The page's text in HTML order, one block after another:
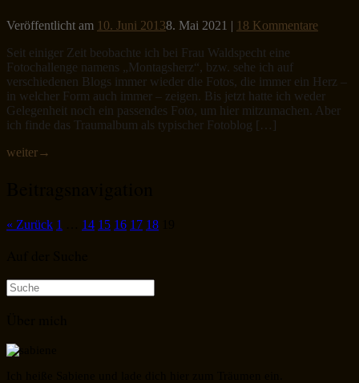
Veröffentlicht am 10. Juni 20138. Mai 2021 | 18 Kommentare
Seit einiger Zeit beobachte ich bei Frau Waldspecht eine
Fotochallenge namens „Montagsherz“, bzw. sehe ich auf
verschiedenen Blogs immer wieder die Fotos, die immer ein Herz –
in welcher Form auch immer – zeigen. Bis jetzt hatte ich weder
Gelegenheit noch ein passendes Foto, um hier mitzumachen. Aber
ich finde das Traumalbum als typischer Fotoblog […]
weiter→
« Zurück 1 14 15 16 17 18
Suche
nach: